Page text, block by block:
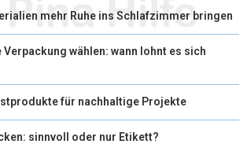
K S
T
N
mehr Ruhe ins Schlafzimmer bringen
wählen: wann lohnt es sich
für nachhaltige Projekte
sinnvoll oder nur Etikett?